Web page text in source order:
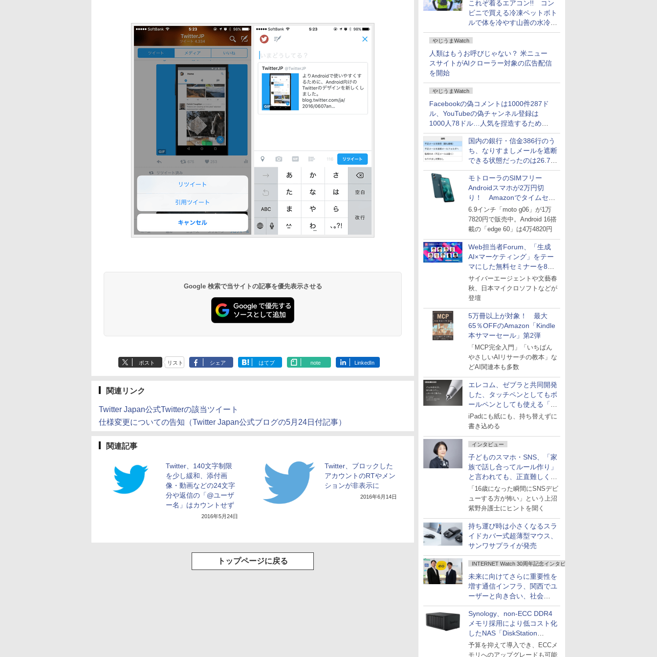
これぞ着るエアコン!! コン
ビニで買える冷凍ペットボト
ルで体を冷やす山善の水冷ベ
ストがロードバイクにちょう
どいい【ぼっち・ざ・ろー
ど！その14】
やじうまWatch
人類はもうお呼びじゃない？ 米ニュー
スサイトがAIクローラー対象の広告配信
を開始
やじうまWatch
Facebookの偽コメントは1000件287ド
ル、YouTubeの偽チャンネル登録は
1000人78ドル…人気を捏造するための
価格リストが公開中
国内の銀行・信金386行のう
ち、なりすましメールを遮断
できる状態だったのは26.7％
にとどまる～GMOブランド
セキュリティ調査
モトローラのSIMフリー
Androidスマホが2万円切
り！ Amazonでタイムセー
ル
6.9インチ「moto g06」が1万
7820円で販売中。Android 16搭
載の「edge 60」は4万4820円
Web担当者Forum、「生成
AI×マーケティング」をテー
マにした無料セミナーを8月
27日にオンライン開催
サイバーエージェントや文藝春
秋、日本マイクロソフトなどが
登壇
5万冊以上が対象！ 最大
65％OFFのAmazon「Kindle
本サマーセール」第2弾
「MCP完全入門」「いちばん
やさしいAIリサーチの教本」な
どAI関連本も多数
エレコム、ゼブラと共同開発
した、タッチペンとしてもボ
ールペンとしても使える「ス
タイラスツーウェイ」発売
iPadにも紙にも、持ち替えずに
書き込める
インタビュー
子どものスマホ・SNS、「家
族で話し合ってルール作り」
と言われても、正直難しくな
いですか？
「16歳になった瞬間にSNSデビ
ューする方が怖い」という上沼
紫野弁護士にヒントを聞く
持ち運び時は小さくなるスラ
イドカバー式超薄型マウス、
サンワサプライが発売
INTERNET Watch 30周年記念インタビュー
未来に向けてさらに重要性を
増す通信インフラ、関西でユ
ーザーと向き合い、社会
の“あたらしい”を起動し続け
る～オプテージ
Synology、non-ECC DDR4
メモリ採用により低コスト化
したNAS「DiskStation
neo+」シリーズ
予算を抑えて導入でき、ECCメ
モリへのアップグレードも可能
Google 検索で当サイトの記事を優先表示させる
ポスト リスト シェア はてブ note LinkedIn
関連リンク
Twitter Japan公式Twitterの該当ツイート
仕様変更についての告知（Twitter Japan公式ブログの5月24日付記事）
関連記事
Twitter、140文字制限
を少し緩和、添付画
像・動画などの24文字
分や返信の「@ユーザ
ー名」はカウントせず
2016年5月24日
Twitter、ブロックした
アカウントのRTやメン
ションが非表示に
2016年6月14日
トップページに戻る